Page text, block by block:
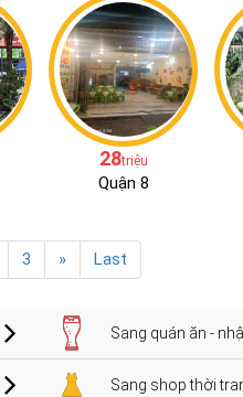
28triệu
Quận 8
3 » Last
Sang quán ăn -
Sang shop thời